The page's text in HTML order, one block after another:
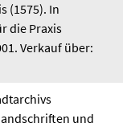
(1575). In
die Praxis
Verkauf über:
und